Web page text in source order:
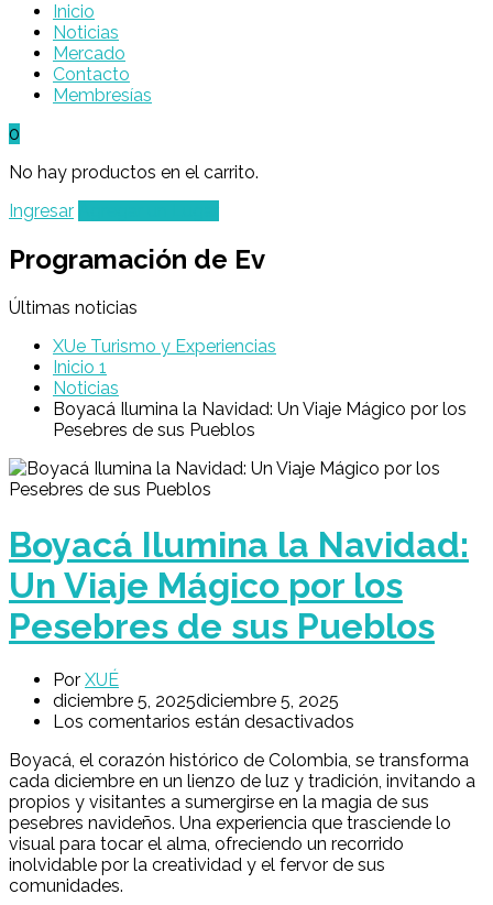
Inicio
Noticias
Mercado
Contacto
Membresías
0
No hay productos en el carrito.
Ingresar
Programación de Ev
Últimas noticias
XUe Turismo y Experiencias
Inicio 1
Noticias
Boyacá Ilumina la Navidad: Un Viaje Mágico por los
Pesebres de sus Pueblos
Boyacá Ilumina la Navidad:
Un Viaje Mágico por los
Pesebres de sus Pueblos
Por XUÉ
diciembre 5, 2025diciembre 5, 2025
Los comentarios están desactivados
Boyacá, el corazón histórico de Colombia, se transforma
cada diciembre en un lienzo de luz y tradición, invitando a
propios y visitantes a sumergirse en la magia de sus
pesebres navideños. Una experiencia que trasciende lo
visual para tocar el alma, ofreciendo un recorrido
inolvidable por la creatividad y el fervor de sus
comunidades.